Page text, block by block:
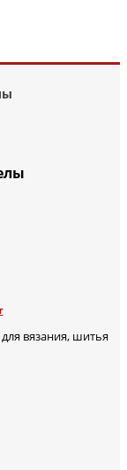
вязания, шитья